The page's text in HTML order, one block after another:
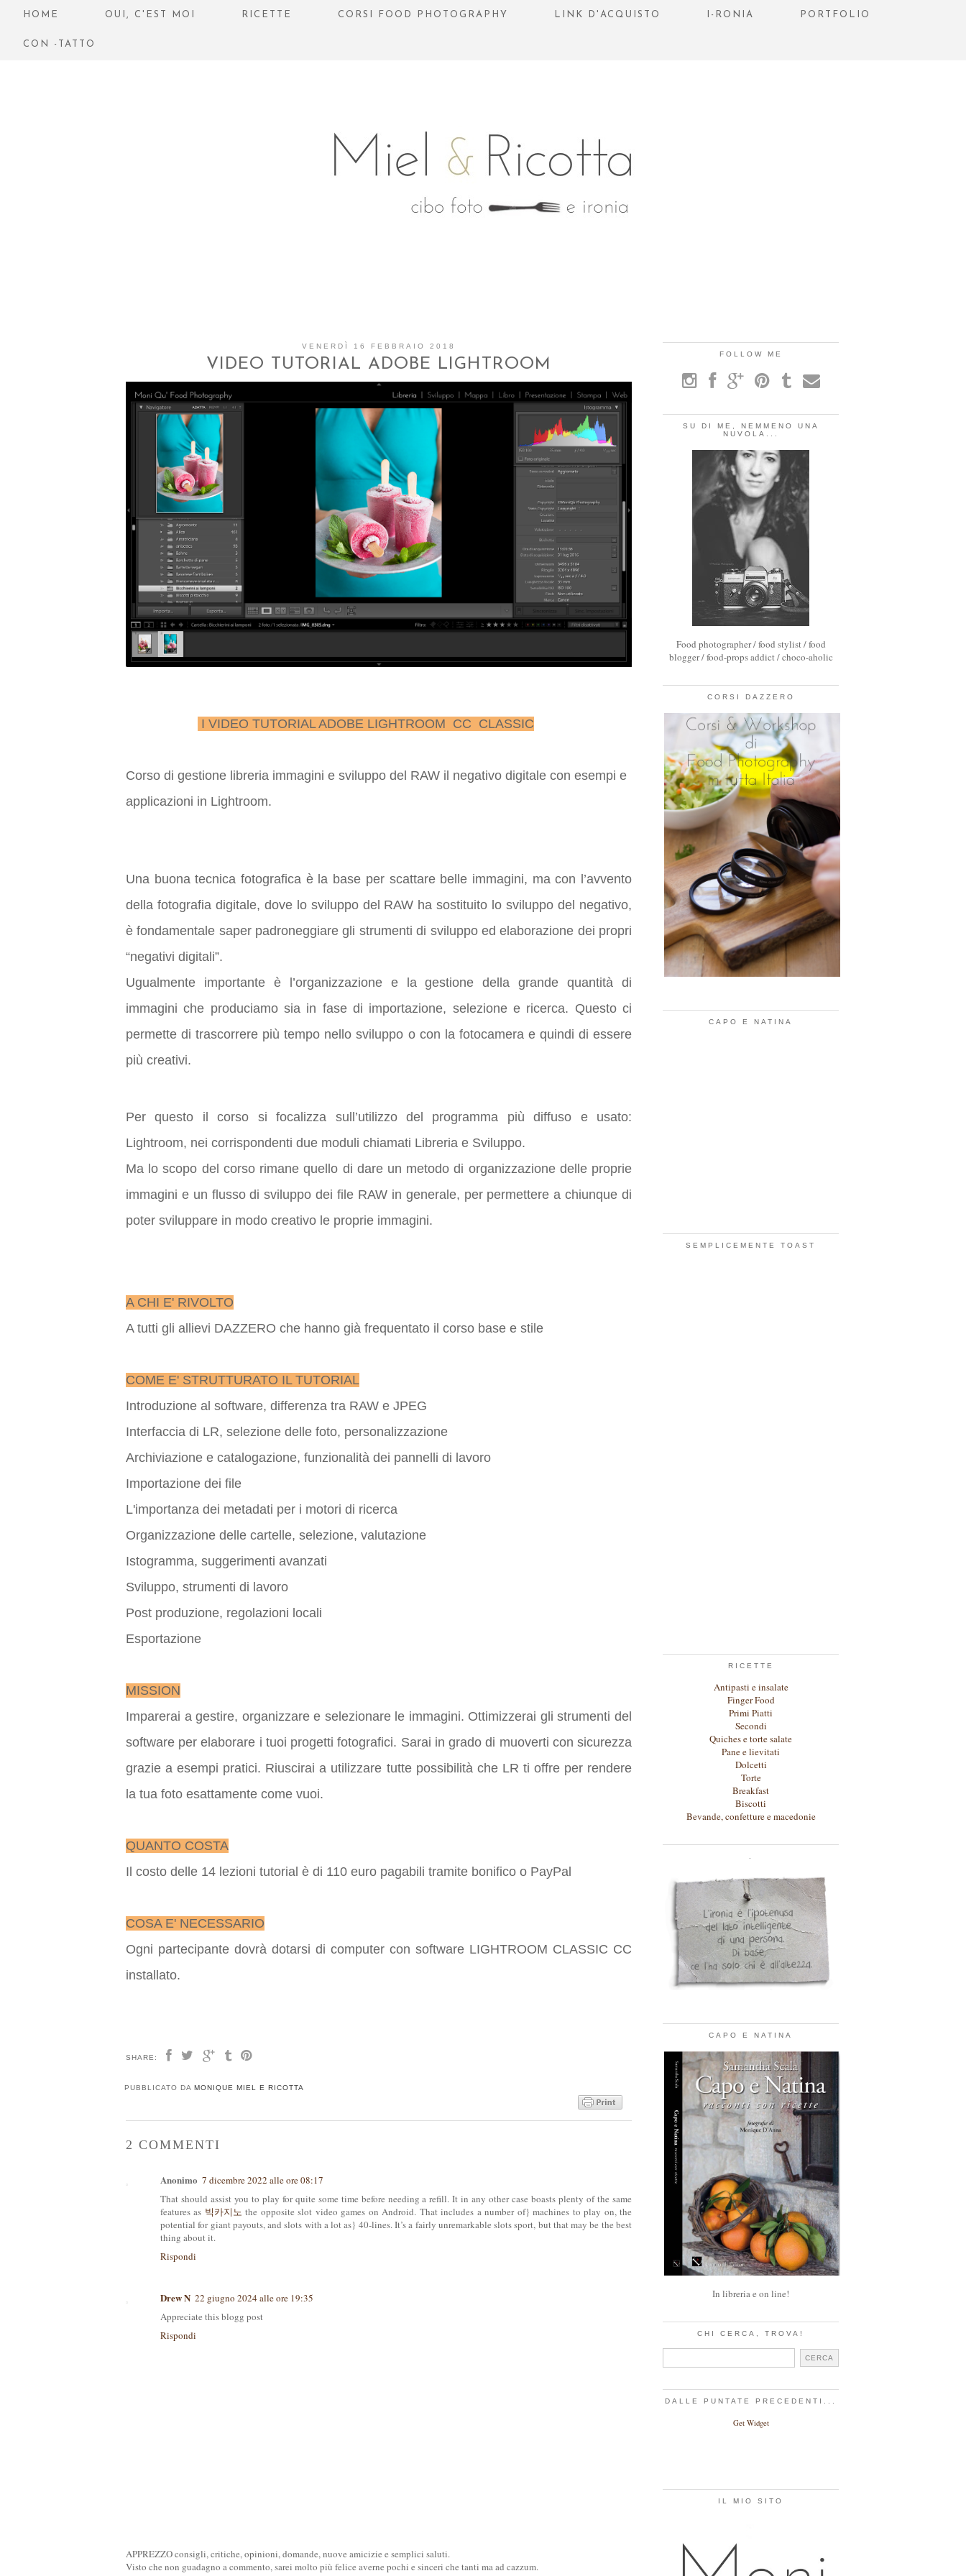
HOME OUI, C'EST MOI RICETTE CORSI FOOD PHOTOGRAPHY LINK D'ACQUISTO I-RONIA PORTFOLIO
CON -TATTO
VENERDÌ 16 FEBBRAIO 2018
VIDEO TUTORIAL ADOBE LIGHTROOM
I VIDEO TUTORIAL ADOBE LIGHTROOM CC CLASSIC
Corso di gestione libreria immagini e sviluppo del RAW il negativo digitale con esempi e
applicazioni in Lightroom.
Una buona tecnica fotografica è la base per scattare belle immagini, ma con l’avvento
della fotografia digitale, dove lo sviluppo del RAW ha sostituito lo sviluppo del negativo,
è fondamentale saper padroneggiare gli strumenti di sviluppo ed elaborazione dei propri
“negativi digitali”.
Ugualmente importante è l’organizzazione e la gestione della grande quantità di
immagini che produciamo sia in fase di importazione, selezione e ricerca. Questo ci
permette di trascorrere più tempo nello sviluppo o con la fotocamera e quindi di essere
più creativi.
Per questo il corso si focalizza sull’utilizzo del programma più diffuso e usato:
Lightroom, nei corrispondenti due moduli chiamati Libreria e Sviluppo.
Ma lo scopo del corso rimane quello di dare un metodo di organizzazione delle proprie
immagini e un flusso di sviluppo dei file RAW in generale, per permettere a chiunque di
poter sviluppare in modo creativo le proprie immagini.
A CHI E' RIVOLTO
A tutti gli allievi DAZZERO che hanno già frequentato il corso base e stile
COME E' STRUTTURATO IL TUTORIAL
Introduzione al software, differenza tra RAW e JPEG
Interfaccia di LR, selezione delle foto, personalizzazione
Archiviazione e catalogazione, funzionalità dei pannelli di lavoro
Importazione dei file
L'importanza dei metadati per i motori di ricerca
Organizzazione delle cartelle, selezione, valutazione
Istogramma, suggerimenti avanzati
Sviluppo, strumenti di lavoro
Post produzione, regolazioni locali
Esportazione
MISSION
Imparerai a gestire, organizzare e selezionare le immagini. Ottimizzerai gli strumenti del
software per elaborare i tuoi progetti fotografici. Sarai in grado di muoverti con sicurezza
grazie a esempi pratici. Riuscirai a utilizzare tutte possibilità che LR ti offre per rendere
la tua foto esattamente come vuoi.
QUANTO COSTA
Il costo delle 14 lezioni tutorial è di 110 euro pagabili tramite bonifico o PayPal
COSA E' NECESSARIO
Ogni partecipante dovrà dotarsi di computer con software LIGHTROOM CLASSIC CC
installato.
SHARE:
PUBBLICATO DA MONIQUE MIEL E RICOTTA
2 COMMENTI
Anonimo 7 dicembre 2022 alle ore 08:17
That should assist you to play for quite some time before needing a refill. It in any other case boasts plenty of the same
features as 빅카지노 the opposite slot video games on Android. That includes a number of} machines to play on, the
potential for giant payouts, and slots with a lot as} 40-lines. It’s a fairly unremarkable slots sport, but that may be the best
thing about it.
Rispondi
Drew N 22 giugno 2024 alle ore 19:35
Appreciate this blogg post
Rispondi
APPREZZO consigli, critiche, opinioni, domande, nuove amicizie e semplici saluti.
Visto che non guadagno a commento, sarei molto più felice averne pochi e sinceri che tanti ma ad cazzum.
FOLLOW ME
SU DI ME, NEMMENO UNA
NUVOLA...
Food photographer / food stylist / food
blogger / food-props addict / choco-aholic
CORSI DAZZERO
CAPO E NATINA
SEMPLICEMENTE TOAST
RICETTE
Antipasti e insalate
Finger Food
Primi Piatti
Secondi
Quiches e torte salate
Pane e lievitati
Dolcetti
Torte
Breakfast
Biscotti
Bevande, confetture e macedonie
.
CAPO E NATINA
In libreria e on line!
CHI CERCA, TROVA!
DALLE PUNTATE PRECEDENTI...
Get Widget
IL MIO SITO